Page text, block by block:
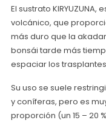
El sustrato
volcánico, que
más duro que la
bonsái tarde más
espaciar los
Su uso se suele
y coníferas, pero es
proporción (un 15 – 20